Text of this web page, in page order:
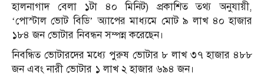
হালনাগাদ বেলা ১টা ৪০ মিনিট) প্রকাশিত তথ্য অনুযায়ী,
‘পোস্টাল ভোট বিডি’ অ্যাপের মাধ্যমে মোট ৯ লাখ ৪০ হাজার
১৮৪ জন ভোটার নিবন্ধন সম্পন্ন করেছেন।
নিবন্ধিত ভোটারদের মধ্যে পুরুষ ভোটার ৮ লাখ ৩৭ হাজার ৪৮৮
জন এবং নারী ভোটার ১ লাখ ২ হাজার ৬৯৪ জন।